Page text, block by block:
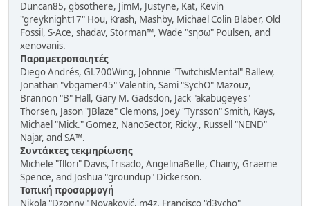
Duncan85, gbsothere, JimM, Justyne, Kat, Kevin
"greyknight17" Hou, Krash, Mashby, Michael Colin Blaber, Old
Fossil, S-Ace, shadav, Storman™, Wade "sησω" Poulsen, and
xenovanis.
Παραμετροποιητές
Diego Andrés, GL700Wing, Johnnie "TwitchisMental" Ballew,
Jonathan "vbgamer45" Valentin, Sami "SychO" Mazouz,
Brannon "B" Hall, Gary M. Gadsdon, Jack "akabugeyes"
Thorsen, Jason "JBlaze" Clemons, Joey "Tyrsson" Smith, Kays,
Michael "Mick." Gomez, NanoSector, Ricky., Russell "NEND"
Najar, and SA™.
Συντάκτες τεκμηρίωσης
Michele "Illori" Davis, Irisado, AngelinaBelle, Chainy, Graeme
Spence, and Joshua "groundup" Dickerson.
Τοπική προσαρμογή
Nikola "Dzonny" Novaković, m4z, Francisco "d3vcho"